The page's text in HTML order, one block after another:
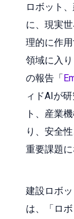
ロボット
に、現実
理的に作
領域に入
の報告「
ィドAIが
ト、産業
り、安全
重要課題に
建設ロボ
は、「ロ